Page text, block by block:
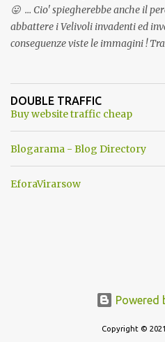
😛 ... Cio' spiegherebbe anche il
abbattere i Velivoli invadenti ed
conseguenze viste le immagini !
ancora una fantasia Nato o forse
una guerra mondiale che
DOUBLE TRAFFIC
Buy website traffic cheap
Blogarama - Blog Directory
EforaVirarsow
Powered
Copyright ©